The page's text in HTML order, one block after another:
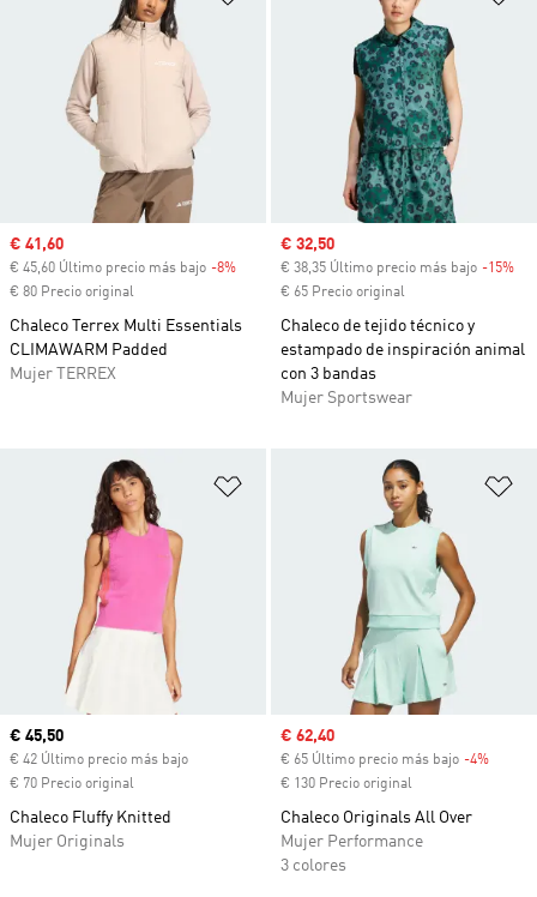
Precio de venta
€ 41,60
€ 45,60 Último precio más bajo -8% Descuento
€ 80 Precio original
Chaleco Terrex Multi Essentials
CLIMAWARM Padded
Mujer TERREX
Precio de venta
€ 32,50
€ 38,35 Último precio más bajo -15%
€ 65 Precio original
Chaleco de tejido técnico y
estampado de inspiración animal
con 3 bandas
Mujer Sportswear
Añadir a la lista de deseos
Precio actual
€ 45,50
€ 42 Último precio más bajo
€ 70 Precio original
Chaleco Fluffy Knitted
Mujer Originals
Precio de venta
€ 62,40
€ 65 Último precio más bajo -4%
€ 130 Precio original
Chaleco Originals All Over
Mujer Performance
3 colores